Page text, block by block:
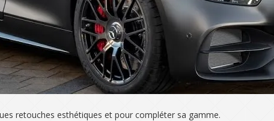
retouches esthétiques et pour compléter sa gamme.